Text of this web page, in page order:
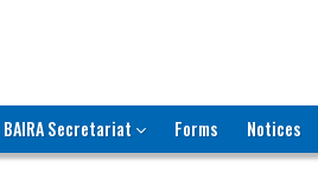
BAIRA Secretariat Forms Notices